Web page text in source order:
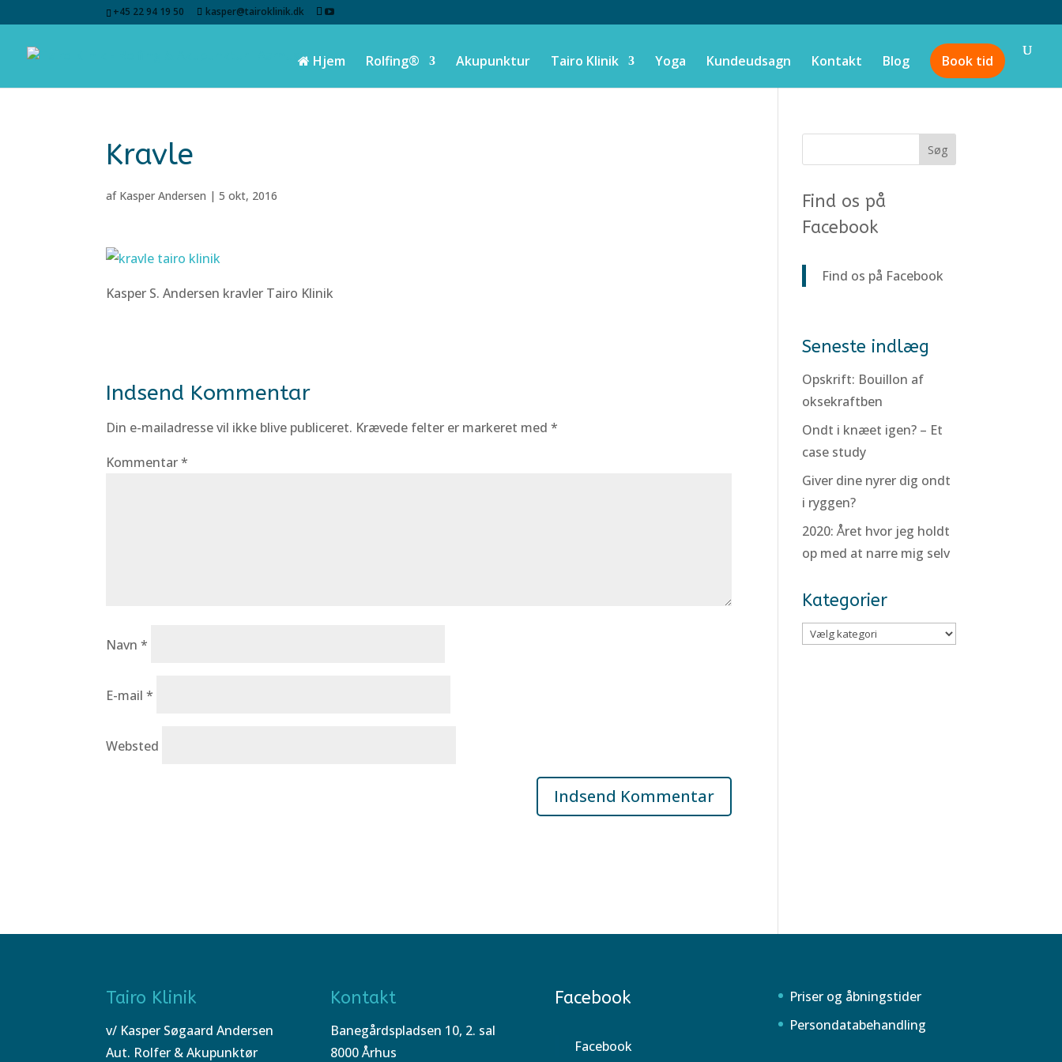
+45 22 94 19 50 kasper@tairoklinik.dk
Hjem Rolfing® Akupunktur Tairo Klinik Yoga Kundeudsagn Kontakt Blog Book tid
Kravle
af Kasper Andersen |5 okt, 2016
Kasper S. Andersen kravler Tairo Klinik
Indsend Kommentar
Din e-mailadresse vil ikke blive publiceret. Krævede felter er markeret med*
Kommentar*
Navn*
E-mail*
Websted
Find os på
Facebook
Find os på Facebook
Seneste indlæg
Opskrift: Bouillon af
oksekraftben
Ondt i knæet igen? – Et
case study
Giver dine nyrer dig ondt
i ryggen?
2020: Året hvor jeg holdt
op med at narre mig selv
Kategorier
Kategorier
Tairo Klinik
v/ Kasper Søgaard Andersen
Aut. Rolfer & Akupunktør
Kontakt
Banegårdspladsen 10, 2. sal
8000 Århus
Facebook
Facebook
Priser og åbningstider
Persondatabehandling